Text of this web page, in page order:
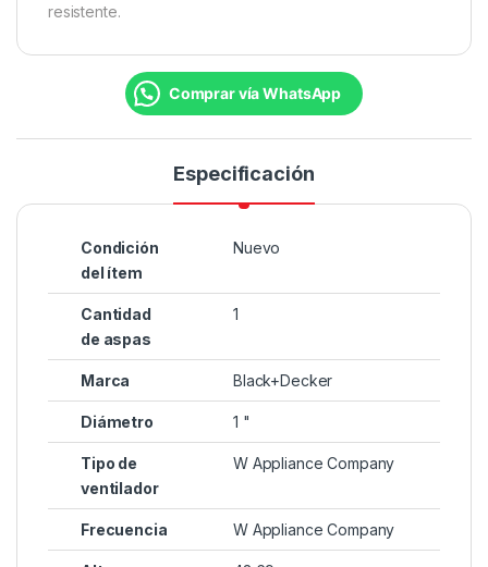
resistente.
Comprar vía WhatsApp
Especificación
Condición
del ítem
Nuevo
Cantidad
de aspas
1
Marca Black+Decker
Diámetro 1 "
Tipo de
ventilador
W Appliance Company
Frecuencia W Appliance Company